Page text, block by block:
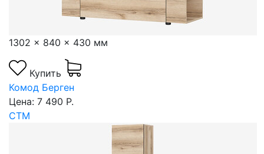
1302 x 840 x 430 мм
Купить
Комод Берген
Цена: 7 490 Р.
СТМ